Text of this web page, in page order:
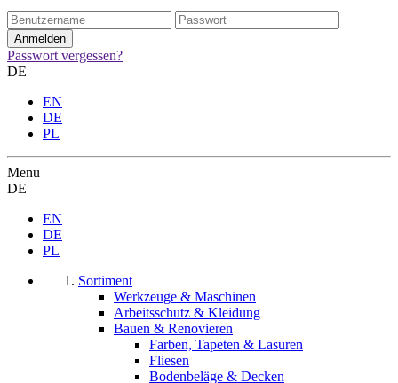
Passwort vergessen?
DE
EN
DE
PL
Menu
DE
EN
DE
PL
Sortiment
Werkzeuge & Maschinen
Arbeitsschutz & Kleidung
Bauen & Renovieren
Farben, Tapeten & Lasuren
Fliesen
Bodenbeläge & Decken